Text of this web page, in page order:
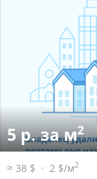
5 р. за м2
≈ 38 $ 2 $/м2